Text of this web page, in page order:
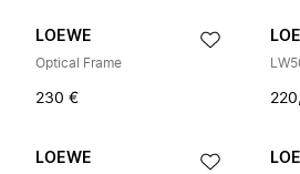
LOEWE
Optical Frame
230 €
LOEWE